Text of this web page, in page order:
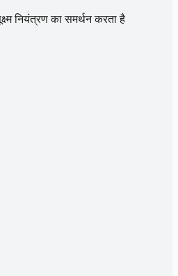
नियंत्रण का समर्थन करता है